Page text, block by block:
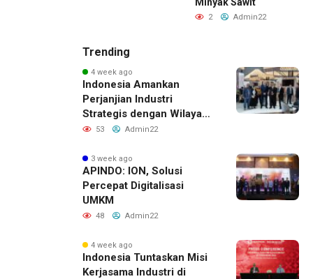
2 Admin22
Trending
4 week ago
Indonesia Amankan
Perjanjian Industri
Strategis dengan Wilayah
Sverdlovsk, Rusia untuk
53 Admin22
3 week ago
APINDO: ION, Solusi
Percepat Digitalisasi
UMKM
48 Admin22
4 week ago
Indonesia Tuntaskan Misi
Kerjasama Industri di